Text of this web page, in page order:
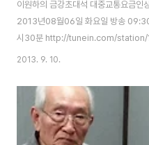
이원하의 금강초대석 대중교통요금인
2013년08월06일 화요일 방송
시30분 http://tunein.com/
2013. 9. 10.